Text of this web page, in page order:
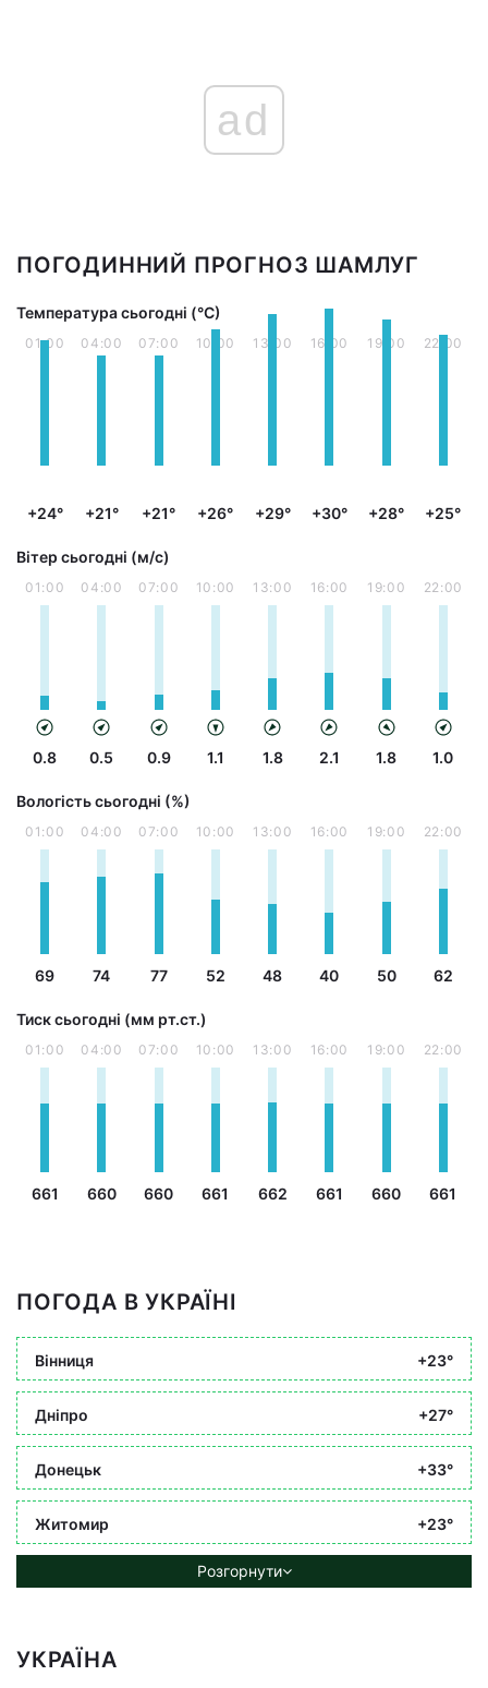
ad
ПОГОДИННИЙ ПРОГНОЗ ШАМЛУГ
Температура сьогодні (°С)
01:00
+24°
04:00
+21°
07:00
+21°
10:00
+26°
13:00
+29°
16:00
+30°
19:00
+28°
22:00
+25°
Вітер сьогодні (м/с)
01:00
0.8
04:00
0.5
07:00
0.9
10:00
1.1
13:00
1.8
16:00
2.1
19:00
1.8
22:00
1.0
Вологість сьогодні (%)
01:00
69
04:00
74
07:00
77
10:00
52
13:00
48
16:00
40
19:00
50
22:00
62
Тиск сьогодні (мм рт.ст.)
01:00
661
04:00
660
07:00
660
10:00
661
13:00
662
16:00
661
19:00
660
22:00
661
ПОГОДА В УКРАЇНІ
Вінниця +23°
Дніпро +27°
Донецьк +33°
Житомир +23°
Розгорнути
УКРАЇНА